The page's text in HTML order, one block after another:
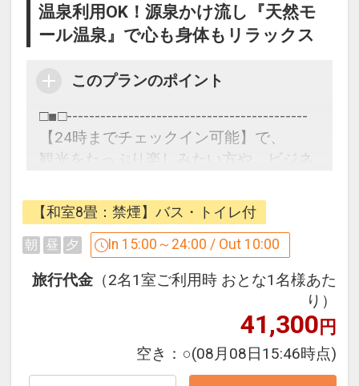
温泉利用OK！源泉かけ流し『天然モ
ール温泉』で心も身体もリラックス
このプランのポイント
□■□-------------------------------------------
【24時までチェックイン可能】で、
観光をたっぷり楽しみたい方や、ビジネ
世界でも珍しい『源泉かけ流しモール温
泉』で、疲れを癒す十勝旅！
--------------------------------------------□■□
■-大浴場-■
とろとろ泉質の「源泉かけ流し天然モー
ル温泉」でお肌ツルツル！
夜には露天風呂で、満点の星空を眺める
【和室8畳：禁煙】バス・トイレ付
朝 昼 夕 In 15:00～24:00 / Out 10:00
旅行代金 （2名1室ご利用時 おとな1名様あた
り）
41,300円
空き： ○(08月08日15:46時点)